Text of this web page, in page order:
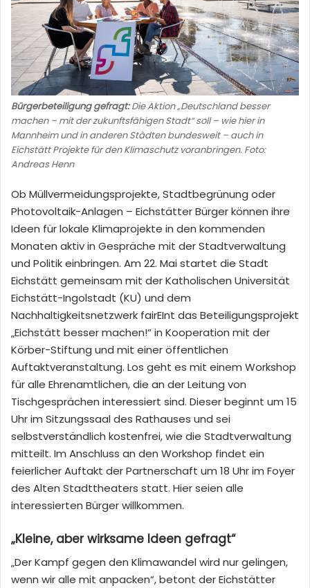
Bürgerbeteiligung gefragt:Die Aktion „Deutschland besser
machen – mit der zukunftsfähigen Stadt“ soll – wie hier in
Mannheim und in anderen Städten bundesweit – auch in
Eichstätt Projekte für den Klimaschutz voranbringen. Foto:
Andreas Henn
Ob Müllvermeidungsprojekte, Stadtbegrünung oder
Photovoltaik-Anlagen – Eichstätter Bürger können ihre
Ideen für lokale Klimaprojekte in den kommenden
Monaten aktiv in Gespräche mit der Stadtverwaltung
und Politik einbringen. Am 22. Mai startet die Stadt
Eichstätt gemeinsam mit der Katholischen Universität
Eichstätt-Ingolstadt (KU) und dem
Nachhaltigkeitsnetzwerk fairEInt das Beteiligungsprojekt
„Eichstätt besser machen!“ in Kooperation mit der
Körber-Stiftung und mit einer öffentlichen
Auftaktveranstaltung. Los geht es mit einem Workshop
für alle Ehrenamtlichen, die an der Leitung von
Tischgesprächen interessiert sind. Dieser beginnt um 15
Uhr im Sitzungssaal des Rathauses und sei
selbstverständlich kostenfrei, wie die Stadtverwaltung
mitteilt. Im Anschluss an den Workshop findet ein
feierlicher Auftakt der Partnerschaft um 18 Uhr im Foyer
des Alten Stadttheaters statt. Hier seien alle
interessierten Bürger willkommen.
„Kleine, aber wirksame Ideen gefragt“
„Der Kampf gegen den Klimawandel wird nur gelingen,
wenn wir alle mit anpacken“, betont der Eichstätter